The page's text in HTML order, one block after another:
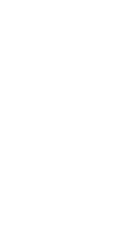
la quantité.